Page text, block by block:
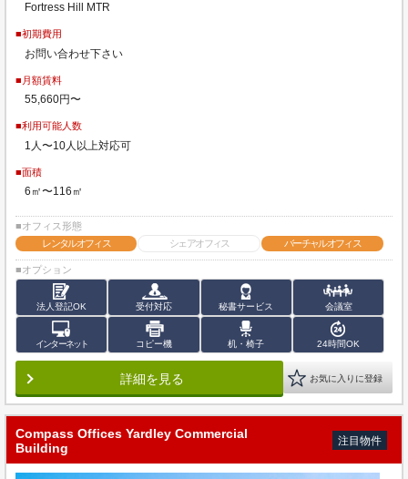
Fortress Hill MTR
■初期費用
お問い合わせ下さい
■月額賃料
55,660円〜
■利用可能人数
1人〜10人以上対応可
■面積
6㎡〜116㎡
■オフィス形態
レンタルオフィス
シェアオフィス バーチャルオフィス
■オプション
法人登記OK 受付対応 秘書サービス 会議室
インターネット コピー機 机・椅子 24時間OK
詳細を見る お気に入りに登録
Compass Offices Yardley Commercial
Building
注目物件